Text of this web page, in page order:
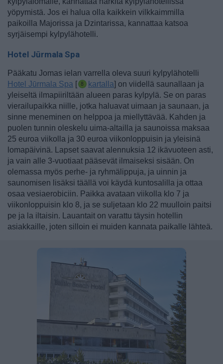
yöpymistä. Jos ei halua olla kaikkein vilkkaimmilla
paikoilla Majorissa ja Dzintarissa, kannattaa katsoa
syrjäisempi kylpylähotelli.
Hotel Jūrmala Spa
Pääkatu Jomas ielan varrella oleva suuri kylpylähotelli
Hotel Jūrmala Spa [ kartalla] on viidellä saunallaan ja
yleiseltä ilmapiiriltään alueen paras kylpylä. Se on paras
vierailupaikka niille, jotka haluavat uimaan ja saunaan, ja
sinne meneminen on helppoa ja miellyttävää. Kahden ja
puolen tunnin oleskelu uima-altailla ja saunoissa maksaa
25 euroa viikolla ja 30 euroa viikonloppuisin ja yleisinä
lomapäivinä. Lapset saavat alennuksia 12 ikävuoteen asti,
ja vain alle 3-vuotiaat pääsevät ilmaiseksi sisään. On
olemassa myös perhe- ja ryhmälippuja, ja uinnin ja
saunomisen lisäksi täällä voi käydä kuntosalilla ja ottaa
osaa vesiaerobiciin. Paikka avataan viikolla klo 7 ja
viikonloppuisin klo 8, ja se suljetaan klo 22 muulloin paitsi
pe ja la iltaisin. Lauantait on varattu täysin hotellin
asiakkaille, joten silloin ei muiden kannata paikalle lähteä.